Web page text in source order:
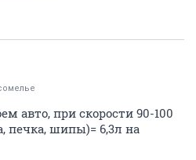
авто, при скорости 90-100
печка, шипы)= 6,3л на